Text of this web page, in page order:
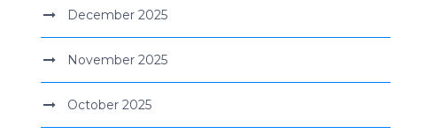
December 2025
November 2025
October 2025